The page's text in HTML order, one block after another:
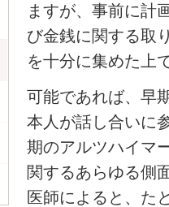
ますが、事前に計
び金銭に関する取
を十分に集めた上
可能であれば、早
本人が話し合いに
期のアルツハイマ
関するあらゆる側
医師によると、た